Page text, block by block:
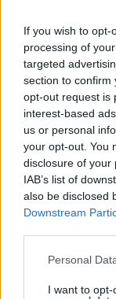
If you wish to
processing of
targeted
section to confirm
opt-out request is
interest-based
us or personal
your opt-out. You
disclosure of your
IAB’s list of
also be disclosed
Downstream
Please note that
not limited to
Personal
I want to
Η ΥΠΑ
λουόμενους -
09.08.2026, 14:15